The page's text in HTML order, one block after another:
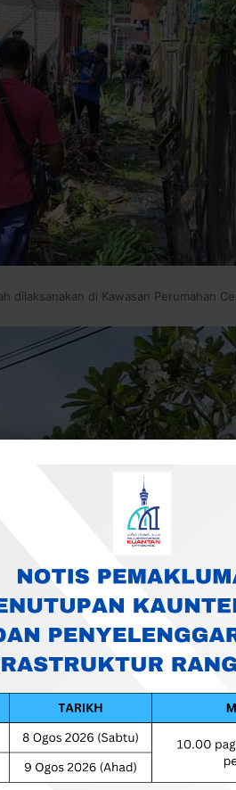
di Kawasan Perumahan